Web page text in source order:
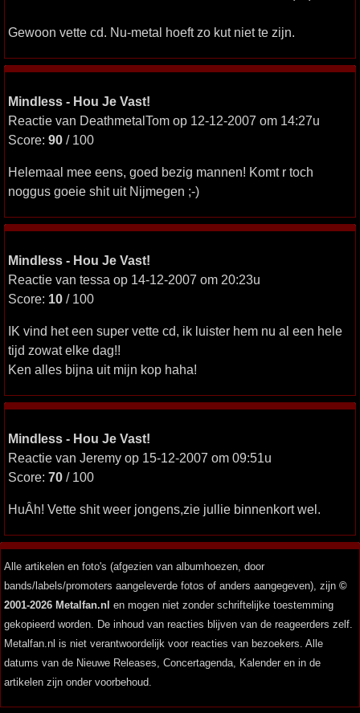
Gewoon vette cd. Nu-metal hoeft zo kut niet te zijn.
Mindless - Hou Je Vast!
Reactie van DeathmetalTom op 12-12-2007 om 14:27u
Score: 90 / 100
Helemaal mee eens, goed bezig mannen! Komt r toch
noggus goeie shit uit Nijmegen ;-)
Mindless - Hou Je Vast!
Reactie van tessa op 14-12-2007 om 20:23u
Score: 10 / 100
IK vind het een super vette cd, ik luister hem nu al een hele
tijd zowat elke dag!!
Ken alles bijna uit mijn kop haha!
Mindless - Hou Je Vast!
Reactie van Jeremy op 15-12-2007 om 09:51u
Score: 70 / 100
HuÂh! Vette shit weer jongens,zie jullie binnenkort wel.
Alle artikelen en foto's (afgezien van albumhoezen, door
bands/labels/promoters aangeleverde fotos of anders aangegeven), zijn ©
2001-2026 Metalfan.nl en mogen niet zonder schriftelijke toestemming
gekopieerd worden. De inhoud van reacties blijven van de reageerders zelf.
Metalfan.nl is niet verantwoordelijk voor reacties van bezoekers. Alle
datums van de Nieuwe Releases, Concertagenda, Kalender en in de
artikelen zijn onder voorbehoud.